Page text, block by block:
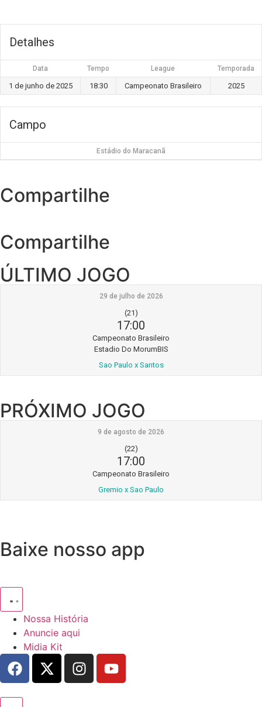
Detalhes
Data Tempo League Temporada
1 de junho de 2025 18:30 Campeonato Brasileiro 2025
Campo
Estádio do Maracanã
Compartilhe
Compartilhe
ÚLTIMO JOGO
29 de julho de 2026
(21)
17:00
Campeonato Brasileiro
Estadio Do MorumBIS
Sao Paulo x Santos
PRÓXIMO JOGO
9 de agosto de 2026
(22)
17:00
Campeonato Brasileiro
Gremio x Sao Paulo
Baixe nosso app
Nossa História
Anuncie aqui
Midia Kit